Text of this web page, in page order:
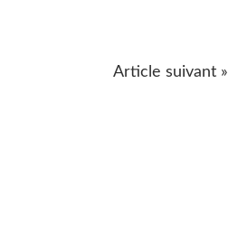
Article suivant »